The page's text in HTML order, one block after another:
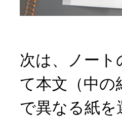
次は、ノート
て本文（中の
で異なる紙